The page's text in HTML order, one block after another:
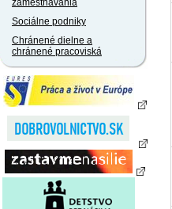
zamestnávania
Sociálne podniky
Chránené dielne a
chránené pracoviská